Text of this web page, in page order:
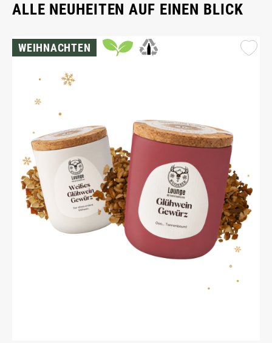
ALLE NEUHEITEN AUF EINEN BLICK
WEIHNACHTEN